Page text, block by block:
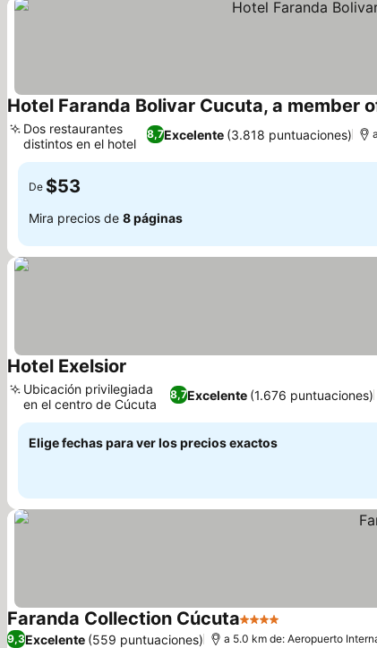
Hotel Faranda Bolivar Cucuta, a member
8,7Excelente (3.818 puntuaciones)
Dos restaurantes
distintos en el hotel
De $53
Mira precios de 8 páginas
Hotel Exelsior
8,7Excelente (1.676 puntuaciones)
Ubicación privilegiada
en el centro de Cúcuta
Elige fechas para ver los precios exactos
Faranda Collection Cúcuta4 Estrellas
9,3Excelente (559 puntuaciones) a 5.0 km de: Aeropuerto